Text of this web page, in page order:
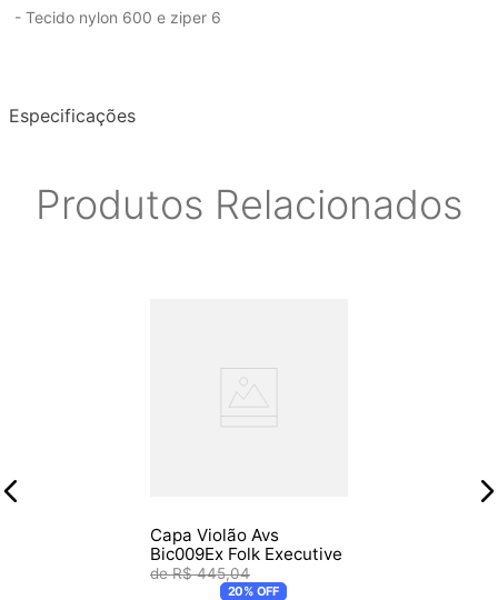
- Tecido nylon 600 e ziper 6
Especificações
Produtos Relacionados
Capa Violão Avs
Bic009Ex Folk Executive
R$ 445,04
20%OFF